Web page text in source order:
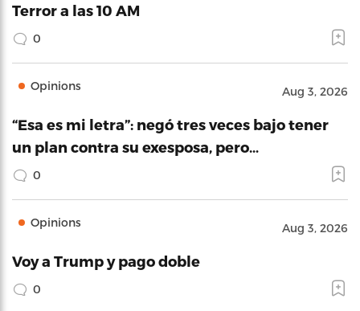
Terror a las 10 AM
0
Opinions Aug 3, 2026
“Esa es mi letra”: negó tres veces bajo tener
un plan contra su exesposa, pero…
0
Opinions Aug 3, 2026
Voy a Trump y pago doble
0